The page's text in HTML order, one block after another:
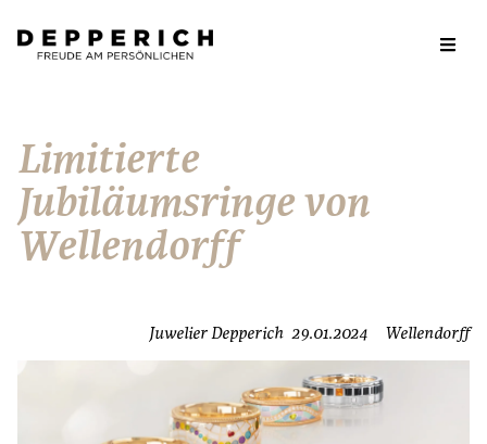
Limitierte
Jubiläumsringe von
Wellendorff
Juwelier Depperich 29.01.2024 Wellendorff